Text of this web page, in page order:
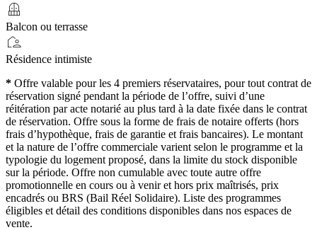
balcony
Balcon ou terrasse
location_away
Résidence intimiste
* Offre valable pour les 4 premiers réservataires, pour tout contrat de
réservation signé pendant la période de l’offre, suivi d’une
réitération par acte notarié au plus tard à la date fixée dans le contrat
de réservation. Offre sous la forme de frais de notaire offerts (hors
frais d’hypothèque, frais de garantie et frais bancaires). Le montant
et la nature de l’offre commerciale varient selon le programme et la
typologie du logement proposé, dans la limite du stock disponible
sur la période. Offre non cumulable avec toute autre offre
promotionnelle en cours ou à venir et hors prix maîtrisés, prix
encadrés ou BRS (Bail Réel Solidaire). Liste des programmes
éligibles et détail des conditions disponibles dans nos espaces de
vente.